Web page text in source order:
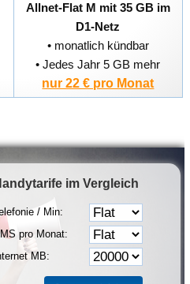
Allnet-Flat M mit 35 GB im
D1-Netz
• monatlich kündbar
• Jedes Jahr 5 GB mehr
nur 22 € pro Monat
im Vergleich
/ Min:
pro Monat:
MB: